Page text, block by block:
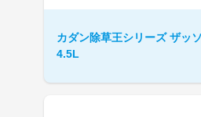
カダン除草王シリーズ ザッ
4.5L